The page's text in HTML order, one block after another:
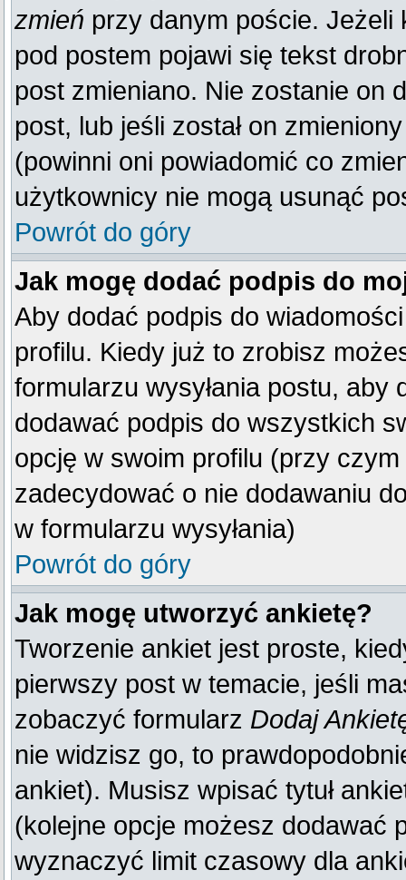
zmień przy danym poście. Jeżeli
pod postem pojawi się tekst
post zmieniano. Nie zostanie on
post, lub jeśli został on
(powinni oni powiadomić co
użytkownicy nie mogą usunąć
Powrót do góry
Jak mogę dodać podpis do
Aby dodać podpis do
profilu. Kiedy już to zrobisz
formularzu wysyłania postu,
dodawać podpis do wszystkich
opcję w swoim profilu (przy
zadecydować o nie dodawaniu
w formularzu wysyłania)
Powrót do góry
Jak mogę utworzyć ankietę?
Tworzenie ankiet jest proste,
pierwszy post w temacie, jeśli
zobaczyć formularz Dodaj
nie widzisz go, to
ankiet). Musisz wpisać tytuł
(kolejne opcje możesz dodawać
wyznaczyć limit czasowy dla